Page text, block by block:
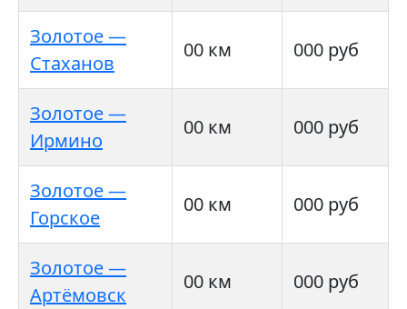
Золотое —
Стаханов
00 км 000 руб
Золотое —
Ирмино
00 км 000 руб
Золотое —
Горское
00 км 000 руб
Золотое —
Артёмовск
00 км 000 руб